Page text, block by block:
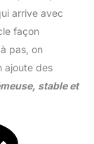
arrive avec
façon
pas, on
ajoute des
stable et